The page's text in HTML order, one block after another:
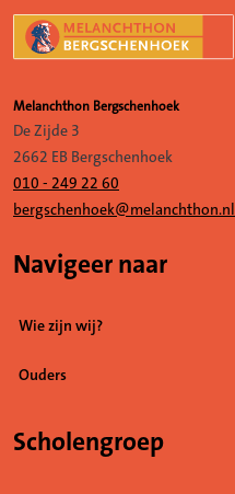
Melanchthon Bergschenhoek
De Zijde 3
2662 EB Bergschenhoek
010 - 249 22 60
bergschenhoek@melanchthon.nl
Navigeer naar
Wie zijn wij?
Ouders
Scholengroep